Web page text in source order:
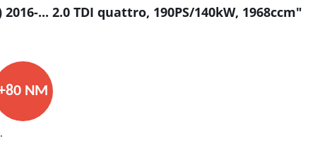
... 2.0 TDI quattro, 190PS/140kW, 1968ccm"
NM